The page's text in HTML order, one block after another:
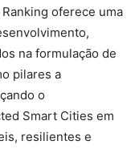
oferece uma
na formulação de
pilares a
o
Smart Cities em
resilientes e